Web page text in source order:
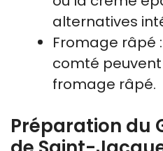
alternatives
Fromage râpé
comté
fromage râpé.
Préparation du